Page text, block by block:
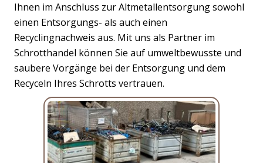
Ihnen im Anschluss zur Altmetallentsorgung sowohl
einen Entsorgungs- als auch einen
Recyclingnachweis aus. Mit uns als Partner im
Schrotthandel können Sie auf umweltbewusste und
saubere Vorgänge bei der Entsorgung und dem
Recyceln Ihres Schrotts vertrauen.